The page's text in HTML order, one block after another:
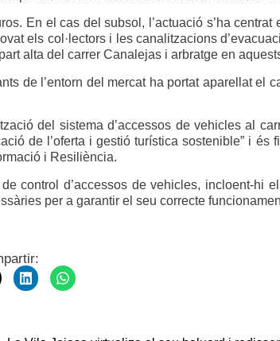
En el cas del subsol, l’actuació s’ha
els col·lectors i les canalitzacions
alta del carrer Canalejas i arbratge en
de l’entorn del mercat ha portat aparellat el
del sistema d’accessos de vehicles al
de l’oferta i gestió turística sostenible” i és
i Resiliència.
control d’accessos de vehicles, incloent-hi
per a garantir el seu correcte